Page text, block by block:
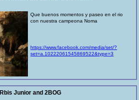
Que buenos momentos y paseo en el rio
con nuestra campeona Noma
https://www.facebook.com/media/set/?
set=a.10222061545869522&type=3
Junior and 2BOG